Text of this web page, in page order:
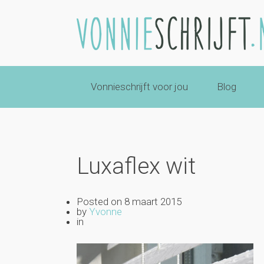
Vonnieschrijft voor jou Blog
Luxaflex wit
Posted on 8 maart 2015
by Yvonne
in